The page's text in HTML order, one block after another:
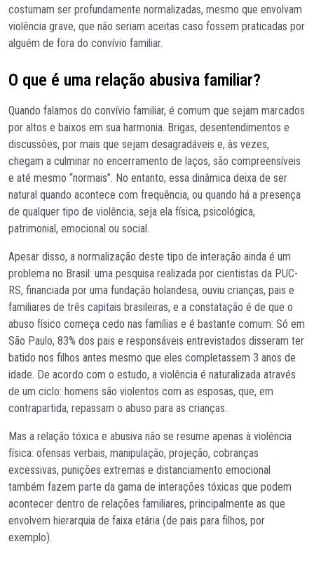
costumam ser profundamente normalizadas, mesmo que envolvam
violência grave, que não seriam aceitas caso fossem praticadas por
alguém de fora do convívio familiar.
O que é uma relação abusiva familiar?
Quando falamos do convívio familiar, é comum que sejam marcados
por altos e baixos em sua harmonia. Brigas, desentendimentos e
discussões, por mais que sejam desagradáveis e, às vezes,
chegam a culminar no encerramento de laços, são compreensíveis
e até mesmo “normais”. No entanto, essa dinâmica deixa de ser
natural quando acontece com frequência, ou quando há a presença
de qualquer tipo de violência, seja ela física, psicológica,
patrimonial, emocional ou social.
Apesar disso, a normalização deste tipo de interação ainda é um
problema no Brasil: uma pesquisa realizada por cientistas da PUC-
RS, financiada por uma fundação holandesa, ouviu crianças, pais e
familiares de três capitais brasileiras, e a constatação é de que o
abuso físico começa cedo nas famílias e é bastante comum: Só em
São Paulo, 83% dos pais e responsáveis entrevistados disseram ter
batido nos filhos antes mesmo que eles completassem 3 anos de
idade. De acordo com o estudo, a violência é naturalizada através
de um ciclo: homens são violentos com as esposas, que, em
contrapartida, repassam o abuso para as crianças.
Mas a relação tóxica e abusiva não se resume apenas à violência
física: ofensas verbais, manipulação, projeção, cobranças
excessivas, punições extremas e distanciamento emocional
também fazem parte da gama de interações tóxicas que podem
acontecer dentro de relações familiares, principalmente as que
envolvem hierarquia de faixa etária (de pais para filhos, por
exemplo).